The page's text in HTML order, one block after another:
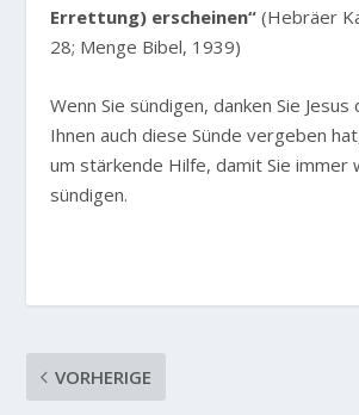
Errettung) erscheinen“ (Hebräer
28; Menge Bibel, 1939)
Wenn Sie sündigen, danken Sie
Ihnen auch diese Sünde vergeben
um stärkende Hilfe, damit Sie immer
sündigen.
VORHERIGE